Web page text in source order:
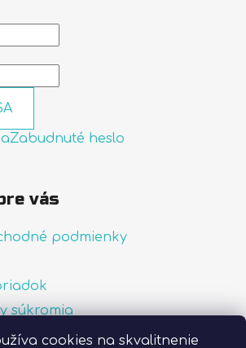
cookies na skvalitnenie
Zabudnuté heslo
vás
podmienky
súkromia
súborov cookies